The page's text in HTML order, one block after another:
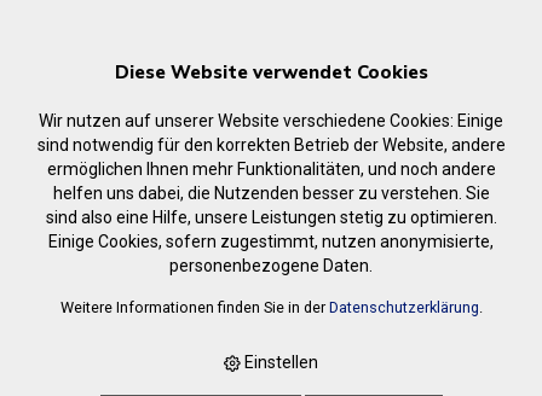
‹ Zurück
Anfrage
Diese Website verwendet Cookies
Wir nutzen auf unserer Website verschiedene Cookies: Einige
sind notwendig für den korrekten Betrieb der Website, andere
ermöglichen Ihnen mehr Funktionalitäten, und noch andere
helfen uns dabei, die Nutzenden besser zu verstehen. Sie
sind also eine Hilfe, unsere Leistungen stetig zu optimieren.
Einige Cookies, sofern zugestimmt, nutzen anonymisierte,
personenbezogene Daten.
Weitere Informationen finden Sie in der Datenschutzerklärung.
Einstellen